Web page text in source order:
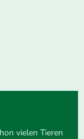
vielen Tieren